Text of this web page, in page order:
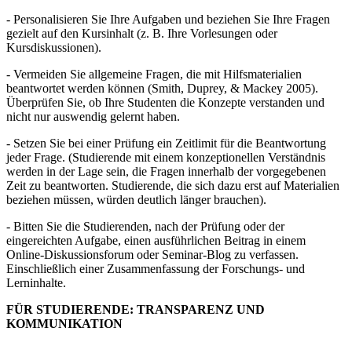
- Personalisieren Sie Ihre Aufgaben und beziehen Sie Ihre Fragen
gezielt auf den Kursinhalt (z. B. Ihre Vorlesungen oder
Kursdiskussionen).
- Vermeiden Sie allgemeine Fragen, die mit Hilfsmaterialien
beantwortet werden können (Smith, Duprey, & Mackey 2005).
Überprüfen Sie, ob Ihre Studenten die Konzepte verstanden und
nicht nur auswendig gelernt haben.
- Setzen Sie bei einer Prüfung ein Zeitlimit für die Beantwortung
jeder Frage. (Studierende mit einem konzeptionellen Verständnis
werden in der Lage sein, die Fragen innerhalb der vorgegebenen
Zeit zu beantworten. Studierende, die sich dazu erst auf Materialien
beziehen müssen, würden deutlich länger brauchen).
- Bitten Sie die Studierenden, nach der Prüfung oder der
eingereichten Aufgabe, einen ausführlichen Beitrag in einem
Online-Diskussionsforum oder Seminar-Blog zu verfassen.
Einschließlich einer Zusammenfassung der Forschungs- und
Lerninhalte.
FÜR STUDIERENDE: TRANSPARENZ UND
KOMMUNIKATION